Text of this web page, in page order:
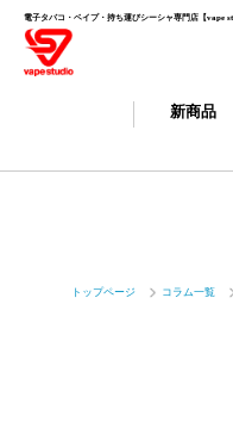
電子タバコ・ベイプ・持ち運びシーシャ専門店【vape
新商品
トップページ コラム一覧